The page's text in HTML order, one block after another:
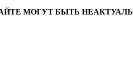
МОГУТ БЫТЬ